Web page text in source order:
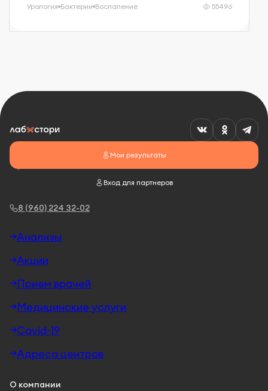
Урология Бактерии Воспаление 55496
8 (960) 224 32-02
Мои результаты
Вход для партнеров
Анализы
Акции
Прием врачей
Медицинские услуги
Covid-19
Адреса центров
О компании